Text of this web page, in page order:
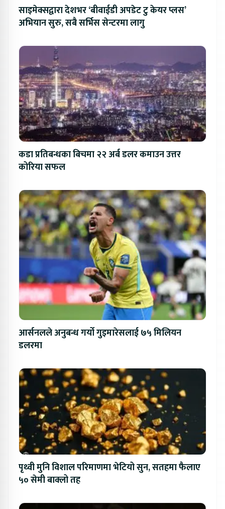
साइमेक्सद्वारा देशभर ‘बीवाईडी अपडेट टु केयर प्लस’
अभियान सुरु, सबै सर्भिस सेन्टरमा लागु
कडा प्रतिबन्धका बिचमा २२ अर्ब डलर कमाउन उत्तर
कोरिया सफल
आर्सनलले अनुबन्ध गर्यो गुइमारेसलाई ७५ मिलियन
डलरमा
पृथ्वी मुनि विशाल परिमाणमा भेटियो सुन, सतहमा फैलाए
५० सेमी बाक्लो तह